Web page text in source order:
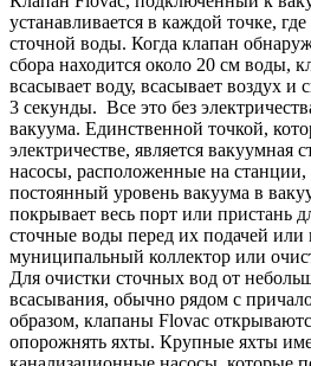
устанавливается в каждой точке,
сточной воды. Когда клапан
сбора находится около 20 см воды,
всасывает воду, всасывает воздух и
3 секунды. Все это без
вакуума. Единственной точкой,
электричестве, является вакуумная
насосы, расположенные на
постоянный уровень вакуума в
покрывает весь порт или пристань
сточные воды перед их подачей или
муниципальный коллектор или
Для очистки сточных вод от
всасывания, обычно рядом с
образом, клапаны Flovac
опорожнять яхты. Крупные яхты